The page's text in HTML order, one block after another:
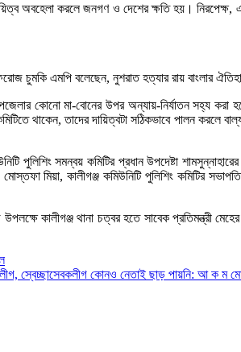
অবহেলা করলে জনগণ ও দেশের ক্ষতি হয়। নিরপেক্ষ,
চুমকি এমপি বলেছেন, নুশরাত হত্যার রায় বাংলার
কোনো মা-বোনের উপর অন্যায়-নির্যাতন সহ্য করা
থাকেন, তাদের দায়িত্বটা সঠিকভাবে পালন
পুলিশিং সমন্বয় কমিটির প্রধান উপদেষ্টা
মোস্তফা মিয়া, কালীগঞ্জ কমিউনিটি পুলিশিং কমিটির
উপলক্ষে কালীগঞ্জ থানা চত্বর হতে সাবেক প্রতিমন্ত্রী
স্বেচ্ছাসেবকলীগ কোনও নেতাই ছাড় পায়নি: আ ক ম